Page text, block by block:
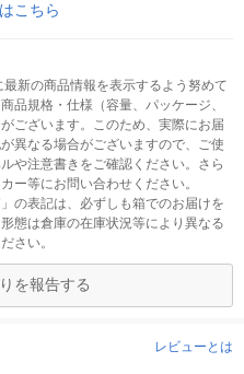
こちら
新の商品情報を表示するよう努めて
品規格・仕様（容量、パッケージ、
ございます。このため、実際にお届
異なる場合がございますので、ご使
や注意書きをご確認ください。さら
ー等にお問い合わせください。
の表記は、必ずしも箱でのお届けを
態は倉庫の在庫状況等により異なる
さい。
を報告する
レビューとは